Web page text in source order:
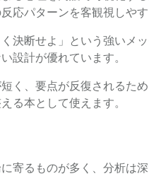
応パターンを客観視しやす
決断せよ」という強いメ
設計が優れています。
く、要点が反復されるた
る本として使えます。
寄るものが多く、分析は